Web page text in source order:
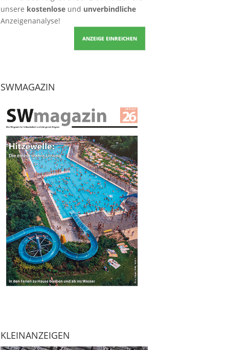
unsere kostenloseund unverbindliche
Anzeigenanalyse!
ANZEIGE EINREICHEN
SWMAGAZIN
KLEINANZEIGEN